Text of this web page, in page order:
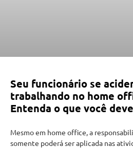
Seu funcionário se
trabalhando no home
Entenda o que você
Mesmo em home office, a
somente poderá ser aplicada nas